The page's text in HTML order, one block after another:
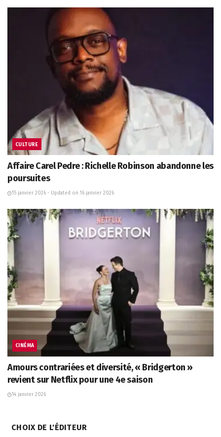
CULTURE
Affaire Carel Pedre : Richelle Robinson abandonne les
poursuites
15 janvier 2026 - Updated on 16 janvier 2026
CINÉMA
Amours contrariées et diversité, « Bridgerton »
revient sur Netflix pour une 4e saison
14 janvier 2026
CHOIX DE L'ÉDITEUR